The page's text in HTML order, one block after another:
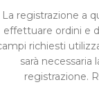
La registrazione a
effettuare ordini e
richiesti
sarà
registrazione.